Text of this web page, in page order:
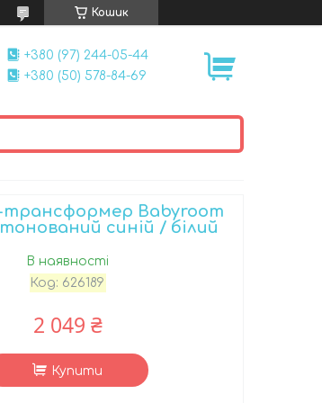
Кошик
+380 (97) 244-05-44
+380 (50) 578-84-69
трансформер Babyroom
синій / білий
В наявності
Код: 626189
2 049 ₴
Купити